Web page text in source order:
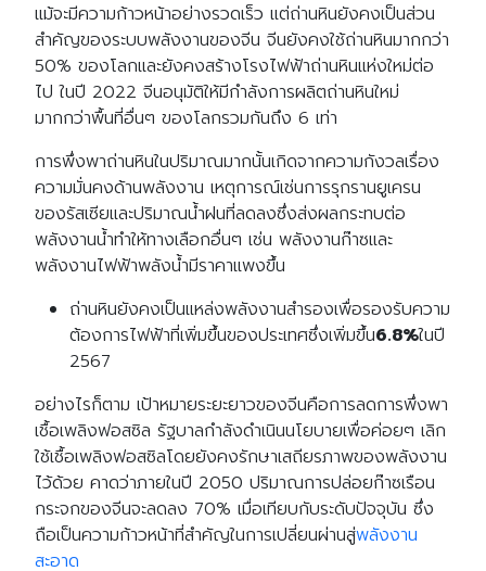
แม้จะมีความก้าวหน้าอย่างรวดเร็ว แต่ถ่านหินยังคงเป็นส่วน
สำคัญของระบบพลังงานของจีน จีนยังคงใช้ถ่านหินมากกว่า
50% ของโลกและยังคงสร้างโรงไฟฟ้าถ่านหินแห่งใหม่ต่อ
ไป ในปี 2022 จีนอนุมัติให้มีกำลังการผลิตถ่านหินใหม่
มากกว่าพื้นที่อื่นๆ ของโลกรวมกันถึง 6 เท่า
การพึ่งพาถ่านหินในปริมาณมากนั้นเกิดจากความกังวลเรื่อง
ความมั่นคงด้านพลังงาน เหตุการณ์เช่นการรุกรานยูเครน
ของรัสเซียและปริมาณน้ำฝนที่ลดลงซึ่งส่งผลกระทบต่อ
พลังงานน้ำทำให้ทางเลือกอื่นๆ เช่น พลังงานก๊าซและ
พลังงานไฟฟ้าพลังน้ำมีราคาแพงขึ้น
ถ่านหินยังคงเป็นแหล่งพลังงานสำรองเพื่อรองรับความ
ต้องการไฟฟ้าที่เพิ่มขึ้นของประเทศซึ่งเพิ่มขึ้น6.8%ในปี
2567
อย่างไรก็ตาม เป้าหมายระยะยาวของจีนคือการลดการพึ่งพา
เชื้อเพลิงฟอสซิล รัฐบาลกำลังดำเนินนโยบายเพื่อค่อยๆ เลิก
ใช้เชื้อเพลิงฟอสซิลโดยยังคงรักษาเสถียรภาพของพลังงาน
ไว้ด้วย คาดว่าภายในปี 2050 ปริมาณการปล่อยก๊าซเรือน
กระจกของจีนจะลดลง 70% เมื่อเทียบกับระดับปัจจุบัน ซึ่ง
ถือเป็นความก้าวหน้าที่สำคัญในการเปลี่ยนผ่านสู่พลังงาน
สะอาด